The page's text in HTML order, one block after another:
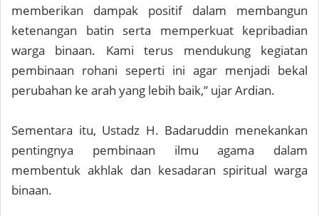
memberikan dampak positif dalam membangun
ketenangan batin serta memperkuat kepribadian
warga binaan. Kami terus mendukung kegiatan
pembinaan rohani seperti ini agar menjadi bekal
perubahan ke arah yang lebih baik,” ujar Ardian.
Sementara itu, Ustadz H. Badaruddin menekankan
pentingnya pembinaan ilmu agama dalam
membentuk akhlak dan kesadaran spiritual warga
binaan.